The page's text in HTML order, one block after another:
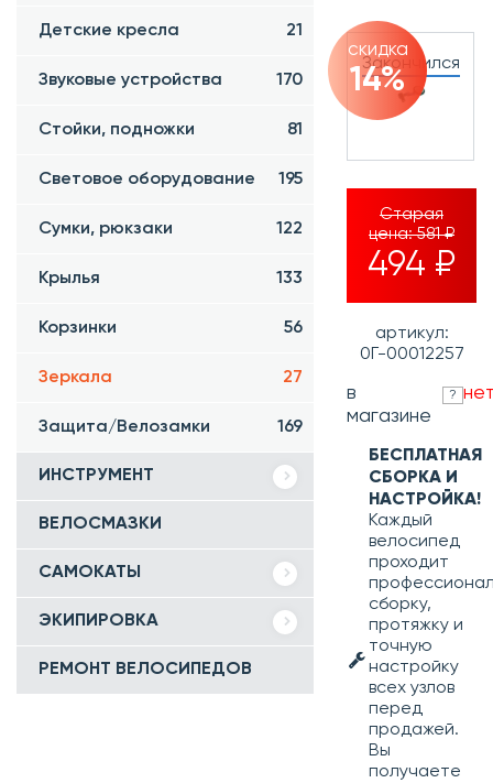
Детские кресла 21
Звуковые устройства 170
Стойки, подножки 81
Световое оборудование 195
Сумки, рюкзаки 122
Крылья 133
Корзинки 56
Зеркала 27
Защита/Велозамки 169
ИНСТРУМЕНТ
ВЕЛОСМАЗКИ
САМОКАТЫ
ЭКИПИРОВКА
РЕМОНТ ВЕЛОСИПЕДОВ
Закончился
скидка
14%
Старая
цена:581 ₽
494 ₽
артикул:
0Г-00012257
в
магазине
?
БЕСПЛАТНАЯ
СБОРКА И
НАСТРОЙКА!
Каждый
велосипед
проходит
сборку,
протяжку и
точную
настройку
всех узлов
перед
продажей.
Вы
получаете